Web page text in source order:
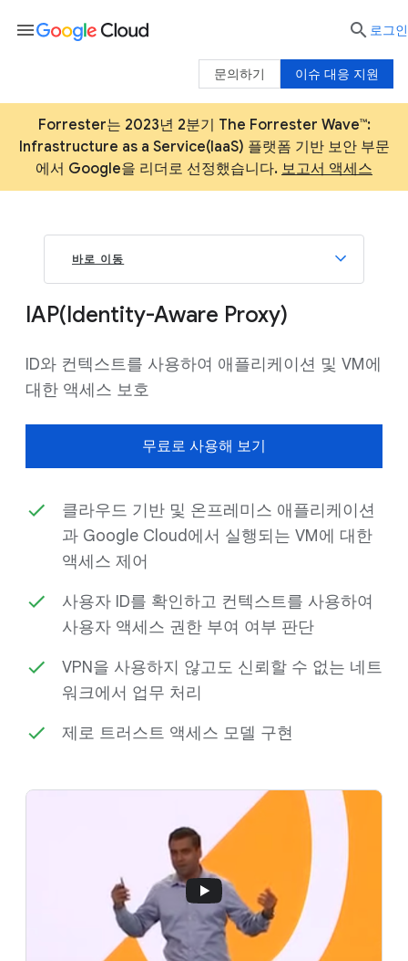
Forrester는 2023년 2분기 The Forrester Wave™:
Infrastructure as a Service(IaaS) 플랫폼 기반 보안 부문
에서 Google을 리더로 선정했습니다. 보고서 액세스
바로 이동
IAP(Identity-Aware Proxy)
ID와 컨텍스트를 사용하여 애플리케이션 및 VM에
대한 액세스 보호
무료로 사용해 보기
클라우드 기반 및 온프레미스 애플리케이션
과 Google Cloud에서 실행되는 VM에 대한
액세스 제어
사용자 ID를 확인하고 컨텍스트를 사용하여
사용자 액세스 권한 부여 여부 판단
VPN을 사용하지 않고도 신뢰할 수 없는 네트
워크에서 업무 처리
제로 트러스트 액세스 모델 구현
menu  로그인
이슈 대응 지원
문의하기